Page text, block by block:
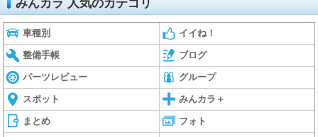
みんカラ 人気のカテゴリ
車種別 イイね！
整備手帳 ブログ
パーツレビュー グループ
スポット みんカラ＋
まとめ フォト